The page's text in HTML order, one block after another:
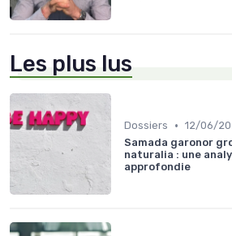
Les plus lus
Dossiers • 12/06/
Samada garonor
naturalia : une
approfondie